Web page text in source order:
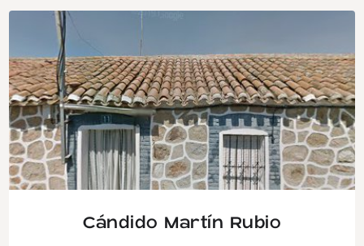
Cándido Martín Rubio